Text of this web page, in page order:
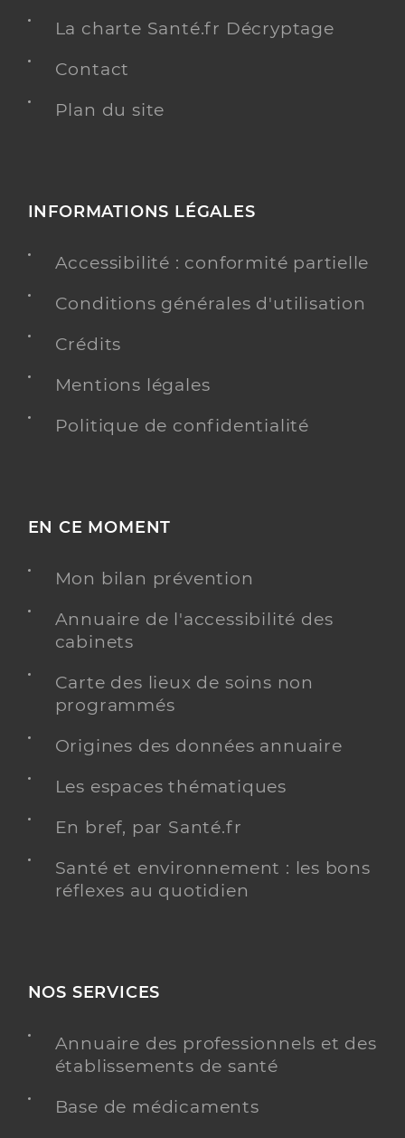
La charte Santé.fr Décryptage
Contact
Plan du site
INFORMATIONS LÉGALES
Accessibilité : conformité partielle
Conditions générales d'utilisation
Crédits
Mentions légales
Politique de confidentialité
EN CE MOMENT
Mon bilan prévention
Annuaire de l'accessibilité des
cabinets
Carte des lieux de soins non
programmés
Origines des données annuaire
Les espaces thématiques
En bref, par Santé.fr
Santé et environnement : les bons
réflexes au quotidien
NOS SERVICES
Annuaire des professionnels et des
établissements de santé
Base de médicaments